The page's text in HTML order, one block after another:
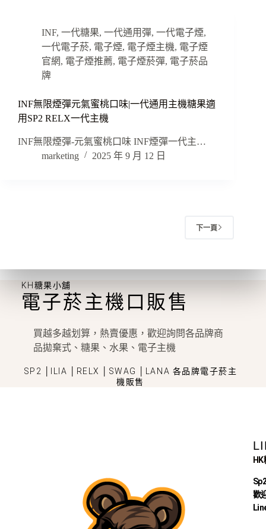
INF, 一代糖果, 一代通用彈, 一代電子煙,
一代電子菸, 電子煙, 電子煙主機, 電子煙
官網, 電子煙推薦, 電子煙菸彈, 電子菸品
牌
INF無限煙彈元氣蜜桃口味|一代通用主機糖果適
用SP2 RELX一代主機
INF無限煙彈-元氣蜜桃口味 INF煙彈一代主…
marketing
2025 年 9 月 12 日
下一頁
KH糖果小舖
電子菸主機口販售
買越多越划算，熱賣優惠，歡迎詢問各品牌商
品拋棄式、糖果、水果、電子主機
SP2 │ILIA │RELX │SWAG │LANA 各品牌電子菸主
機販售
HK
歡